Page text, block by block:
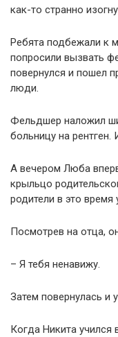
как-то странно
Ребята подбежали к
попросили вызвать
повернулся и пошел
люди.
Фельдшер наложил
больницу на рентген.
А вечером Люба
крыльцо
родители в это время
Посмотрев на отца,
– Я тебя ненавижу.
Затем повернулась и
Когда Никита